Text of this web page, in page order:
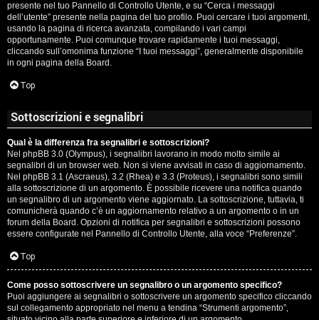
presente nel tuo Pannello di Controllo Utente, e su “Cerca i messaggi
dell’utente” presente nella pagina del tuo profilo. Puoi cercare i tuoi argomenti,
usando la pagina di ricerca avanzata, compilando i vari campi
opportunamente. Puoi comunque trovare rapidamente i tuoi messaggi,
cliccando sull’omonima funzione “I tuoi messaggi”, generalmente disponibile
in ogni pagina della Board.
Top
Sottoscrizioni e segnalibri
Qual è la differenza fra segnalibri e sottoscrizioni?
Nel phpBB 3.0 (Olympus), i segnalibri lavorano in modo molto simile ai
segnalibri di un browser web. Non si viene avvisati in caso di aggiornamento.
Nel phpBB 3.1 (Ascraeus), 3.2 (Rhea) e 3.3 (Proteus), i segnalibri sono simili
alla sottoscrizione di un argomento. È possibile ricevere una notifica quando
un segnalibro di un argomento viene aggiornato. La sottoscrizione, tuttavia, ti
comunicherà quando c’è un aggiornamento relativo a un argomento o in un
forum della Board. Opzioni di notifica per segnalibri e sottoscrizioni possono
essere configurate nel Pannello di Controllo Utente, alla voce “Preferenze”.
Top
Come posso sottoscrivere un segnalibro o un argomento specifico?
Puoi aggiungere ai segnalibri o sottoscrivere un argomento specifico cliccando
sul collegamento appropriato nel menu a tendina “Strumenti argomento”,